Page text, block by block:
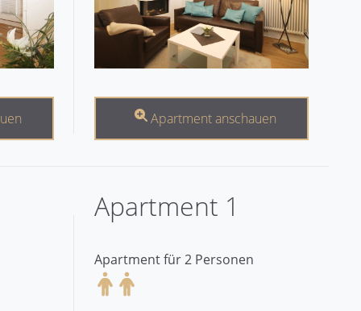
Apartment anschauen
Apartment 1
Apartment für 2 Personen